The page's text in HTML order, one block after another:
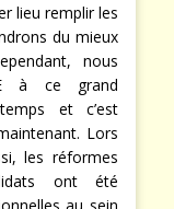
lieu remplir les
du mieux
nous
à ce grand
et c’est
Lors
les réformes
ont été